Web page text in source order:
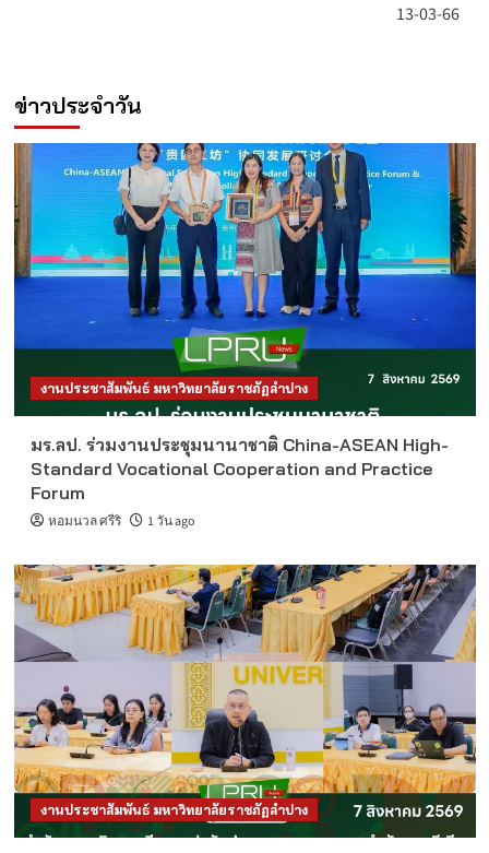
13-03-66
ข่าวประจำวัน
งานประชาสัมพันธ์ มหาวิทยาลัยราชภัฏลำปาง
มร.ลป. ร่วมงานประชุมนานาชาติ China-ASEAN High-
Standard Vocational Cooperation and Practice
Forum
หอมนวล ศรีริ 1 วัน ago
งานประชาสัมพันธ์ มหาวิทยาลัยราชภัฏลำปาง